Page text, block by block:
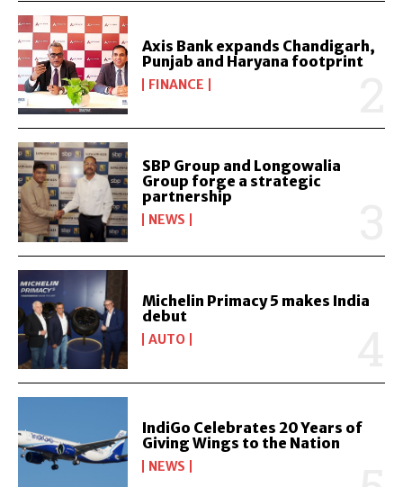
Axis Bank expands Chandigarh,
Punjab and Haryana footprint
FINANCE
SBP Group and Longowalia
Group forge a strategic
partnership
NEWS
Michelin Primacy 5 makes India
debut
AUTO
IndiGo Celebrates 20 Years of
Giving Wings to the Nation
NEWS